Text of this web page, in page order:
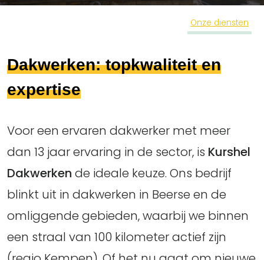
Onze diensten
Dakwerken: topkwaliteit en
expertise
Voor een ervaren dakwerker met meer
dan 13 jaar ervaring in de sector, is Kurshel
Dakwerken de ideale keuze. Ons bedrijf
blinkt uit in dakwerken in Beerse en de
omliggende gebieden, waarbij we binnen
een straal van 100 kilometer actief zijn